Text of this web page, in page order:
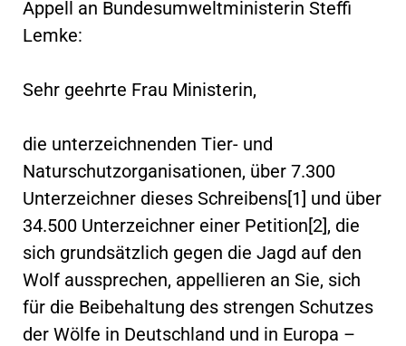
Appell an Bundesumweltministerin Steffi
Lemke:
Sehr geehrte Frau Ministerin,
die unterzeichnenden Tier- und
Naturschutzorganisationen, über 7.300
Unterzeichner dieses Schreibens[1] und über
34.500 Unterzeichner einer Petition[2], die
sich grundsätzlich gegen die Jagd auf den
Wolf aussprechen, appellieren an Sie, sich
für die Beibehaltung des strengen Schutzes
der Wölfe in Deutschland und in Europa –